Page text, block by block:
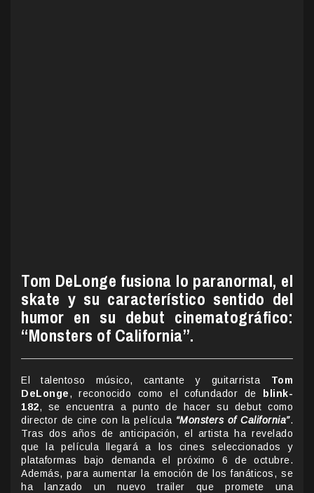
Tom DeLonge fusiona lo paranormal, el
skate y su característico sentido del
humor en su debut cinematográfico:
“Monsters of California”.
El talentoso músico, cantante y guitarrista Tom
DeLonge, reconocido como el cofundador de
blink-
182, se encuentra a punto de hacer su debut como
director de cine con la película “Monsters of California”.
Tras dos años de anticipación, el artista ha revelado
que la película llegará a los cines seleccionados y
plataformas bajo demanda el próximo 6 de octubre.
Además, para aumentar la emoción de los fanáticos, se
ha lanzado un nuevo trailer que promete una